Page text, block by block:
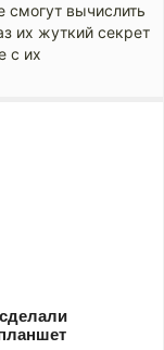
смогут вычислить
их жуткий секрет
с их